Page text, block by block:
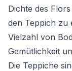
Dichte des
den Teppich zu
Vielzahl von
Gemütlichkeit
Die Teppiche